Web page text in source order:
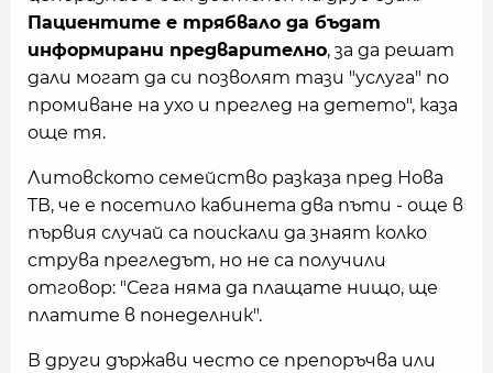
Пациентите е трябвало да бъдат
информирани предварително, за да решат
дали могат да си позволят тази "услуга" по
промиване на ухо и преглед на детето", каза
още тя.
Литовското семейство разказа пред Нова
ТВ, че е посетило кабинета два пъти - още в
първия случай са поискали да знаят колко
струва прегледът, но не са получили
отговор: "Сега няма да плащате нищо, ще
платите в понеделник".
В други държави често се препоръчва или